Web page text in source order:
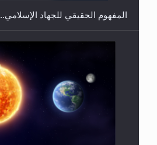
المفهوم الحقيقي للجهاد الإسلامي..